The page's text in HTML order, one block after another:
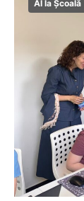
AI la Școală